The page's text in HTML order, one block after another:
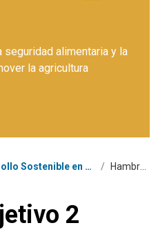
seguridad alimentaria y la
la agricultura
de navegación Los Objetivos de Desarrollo Sostenible en República Dominicana /
2